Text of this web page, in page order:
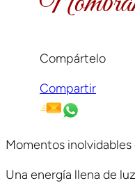
Compártelo
Compartir
Momentos inolvidables
Una energía llena de